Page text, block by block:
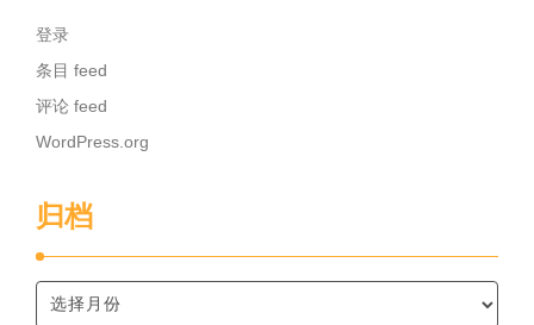
登录
条目 feed
评论 feed
WordPress.org
归档